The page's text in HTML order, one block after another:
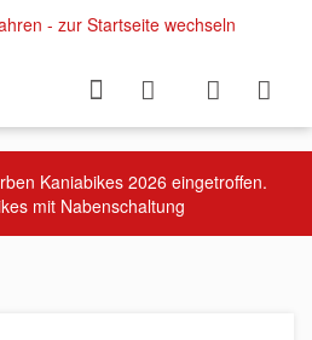
Kaniabikes 2026 eingetroffen.
mit Nabenschaltung